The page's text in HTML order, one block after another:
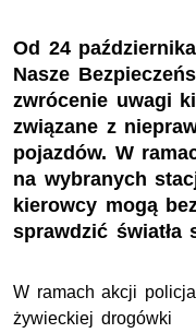
Od 24
Nasze
zwrócenie uwagi
związane z
pojazdów. W
na wybranych
kierowcy mogą
sprawdzić światła
W ramach akcji
żywieckiej drogówki